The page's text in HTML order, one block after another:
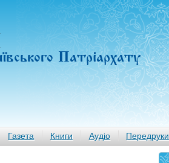
Патріархату
Газета Книги Аудіо Передруки